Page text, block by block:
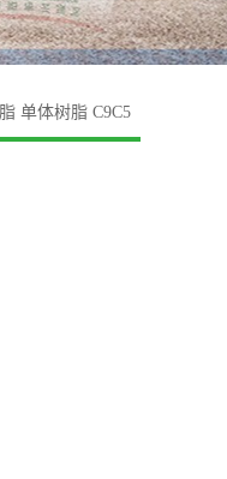
单体树脂 C9C5